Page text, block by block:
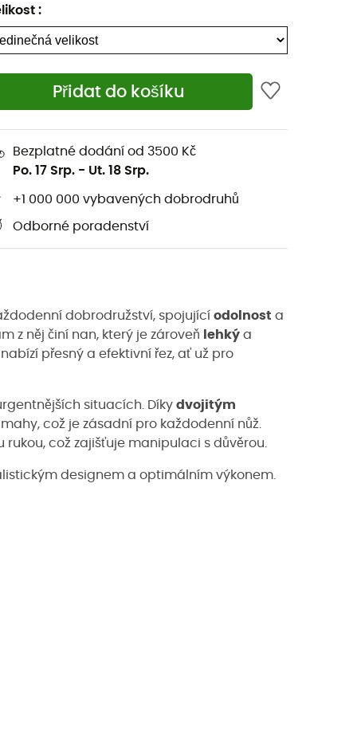
:
Přidat do košíku
Bezplatné dodání od 3500 Kč
Po. 17 Srp. - Ut. 18 Srp.
+1 000 000 vybavených dobrodruhů
Odborné poradenství
dobrodružství, spojující odolnost a
z něj činí nan, který je zároveň lehký a
přesný a efektivní řez, ať už pro
situacích. Díky dvojitým
což je zásadní pro každodenní nůž.
což zajišťuje manipulaci s důvěrou.
designem a optimálním výkonem.